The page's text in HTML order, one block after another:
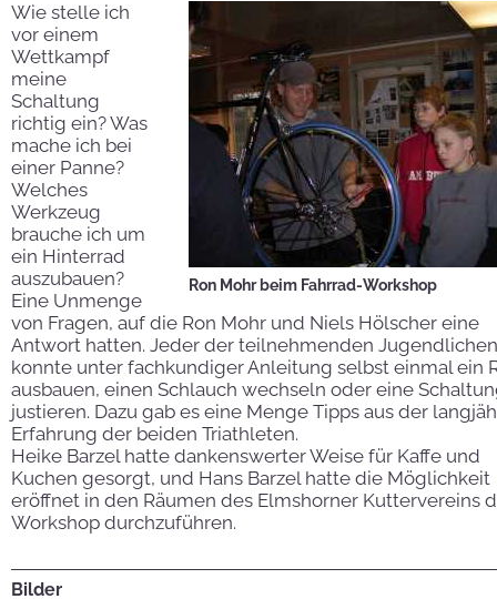
Ron Mohr beim Fahrrad-Workshop
Wie stelle ich
vor einem
Wettkampf
meine
Schaltung
richtig ein? Was
mache ich bei
einer Panne?
Welches
Werkzeug
brauche ich um
ein Hinterrad
auszubauen?
Eine Unmenge
von Fragen, auf die Ron Mohr und Niels Hölscher eine
Antwort hatten. Jeder der teilnehmenden Jugendlichen
konnte unter fachkundiger Anleitung selbst einmal ein
ausbauen, einen Schlauch wechseln oder eine
justieren. Dazu gab es eine Menge Tipps aus der
Erfahrung der beiden Triathleten.
Heike Barzel hatte dankenswerter Weise für Kaffe und
Kuchen gesorgt, und Hans Barzel hatte die Möglichkeit
eröffnet in den Räumen des Elmshorner Kuttervereins
Workshop durchzuführen.
Bilder